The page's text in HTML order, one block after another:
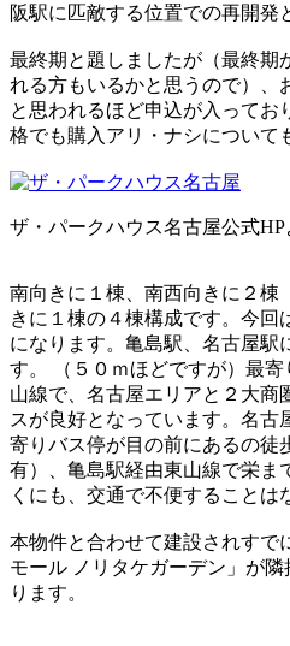
阪駅に匹敵する位置での再開発
最終期と題しましたが（最終期
れる方もいるかと思うので）、
と思われるほど申込が入ってお
格でも購入アリ・ナシについて
ザ・パークハウス名古屋公式HP
南向きに１棟、南西向きに２棟
きに１棟の４棟構成です。今回
になります。亀島駅、名古屋駅
す。 （５０ｍほどですが）最
山線で、名古屋エリアと２大商
スが良好となっています。名古
寄りバス停が目の前にあるの徒
有）、亀島駅経由東山線で栄ま
くにも、交通で不便することは
本物件と合わせて建設されすで
モール ノリタケガーデン」が
ります。